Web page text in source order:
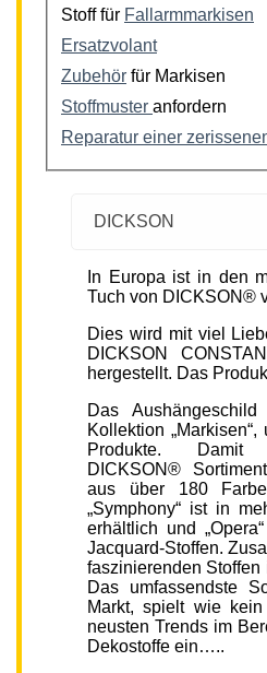
Stoff für Fallarmmarkisen
Ersatzvolant
Zubehör für Markisen
Stoffmuster anfordern
Reparatur einer
DICKSON
In Europa ist in den
Tuch von DICKSON®
Dies wird mit viel
DICKSON
hergestellt. Das
Das
Kollektion
Produkte.
DICKSON®
aus über 180
„Symphony“ ist in
erhältlich und
Jacquard-Stoffen.
faszinierenden Stoffen
Das umfassendste
Markt, spielt wie
neusten Trends im
Dekostoffe ein…..